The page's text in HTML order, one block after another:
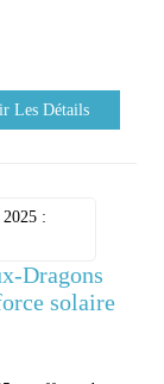
Les Détails
Dragons
solaire